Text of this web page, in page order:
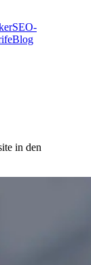
SEO-
Blog
in den